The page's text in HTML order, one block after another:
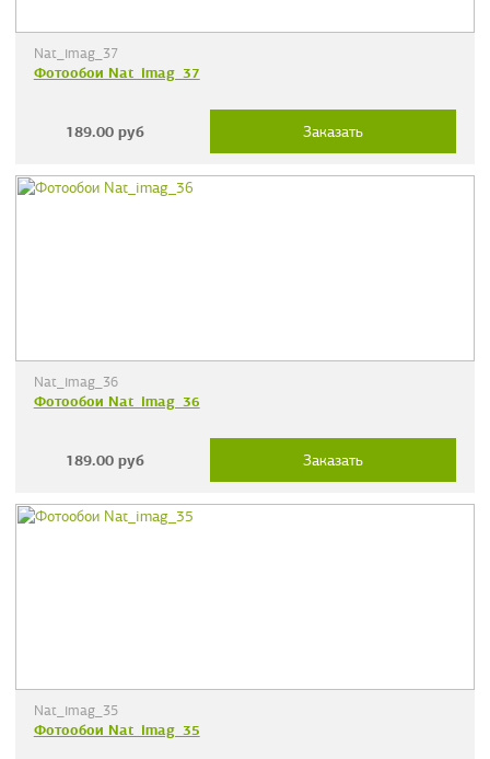
Nat_imag_37
Фотообои Nat_imag_37
189.00 руб Заказать
Nat_imag_36
Фотообои Nat_imag_36
189.00 руб Заказать
Nat_imag_35
Фотообои Nat_imag_35